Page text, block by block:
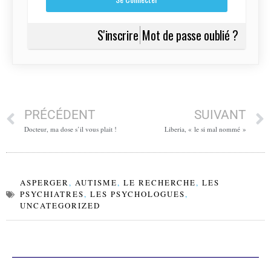
S'inscrire Mot de passe oublié ?
PRÉCÉDENT
Docteur, ma dose s’il vous plait !
SUIVANT
Liberia, « le si mal nommé »
ASPERGER, AUTISME, LE RECHERCHE, LES
PSYCHIATRES, LES PSYCHOLOGUES,
UNCATEGORIZED